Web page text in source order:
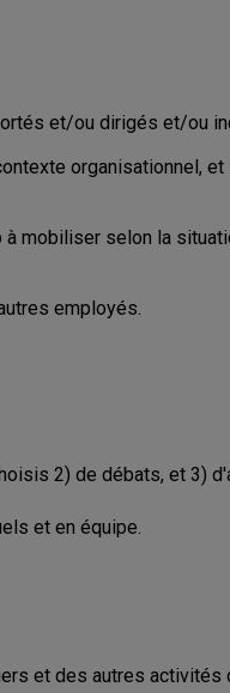
et/ou dirigés et/ou
organisationnel,
mobiliser selon la
employés.
2) de débats, et 3)
et en équipe.
et des autres activités